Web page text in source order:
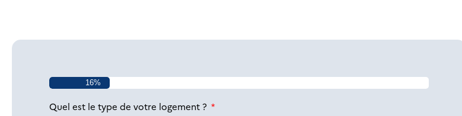
16%
Quel est le type de votre logement ?